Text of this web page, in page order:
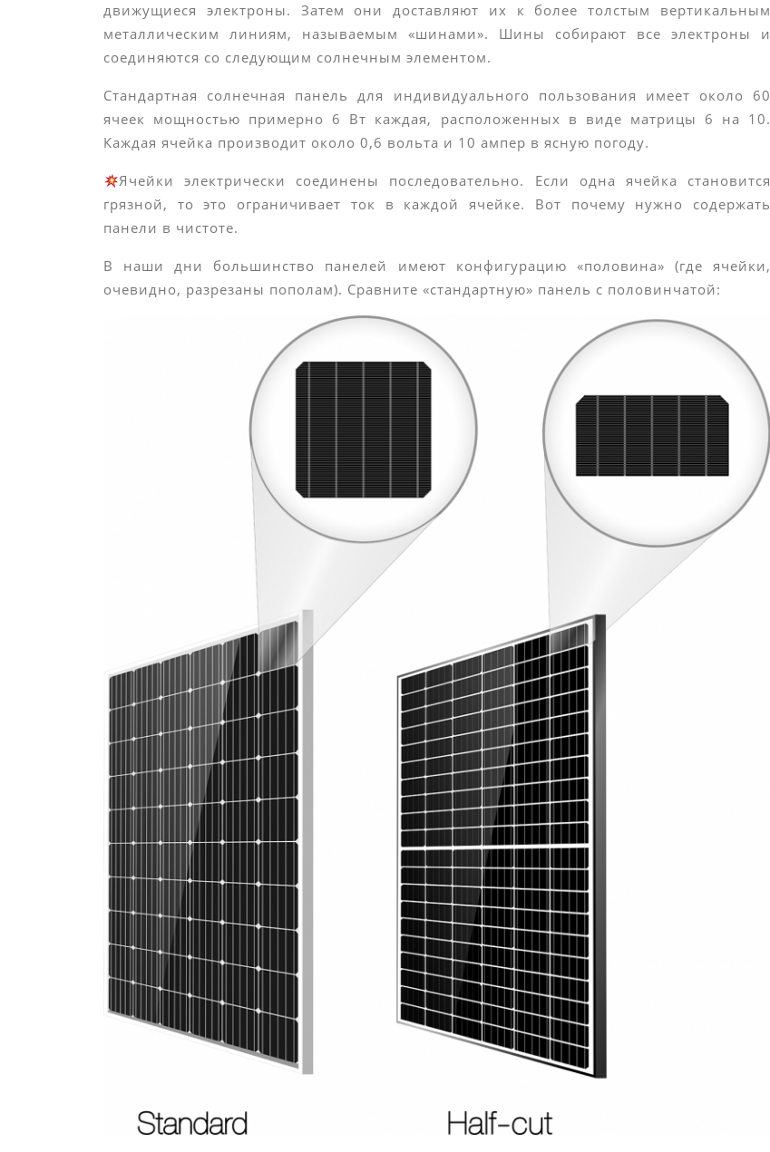
движущиеся электроны. Затем они доставляют их к более толстым вертикальным
металлическим линиям, называемым «шинами». Шины собирают все электроны и
соединяются со следующим солнечным элементом.
Стандартная солнечная панель для индивидуального пользования имеет около 60
ячеек мощностью примерно 6 Вт каждая, расположенных в виде матрицы 6 на 10.
Каждая ячейка производит около 0,6 вольта и 10 ампер в ясную погоду.
Ячейки электрически соединены последовательно. Если одна ячейка становится
грязной, то это ограничивает ток в каждой ячейке. Вот почему нужно содержать
панели в чистоте.
В наши дни большинство панелей имеют конфигурацию «половина» (где ячейки,
очевидно, разрезаны пополам). Сравните «стандартную» панель с половинчатой: